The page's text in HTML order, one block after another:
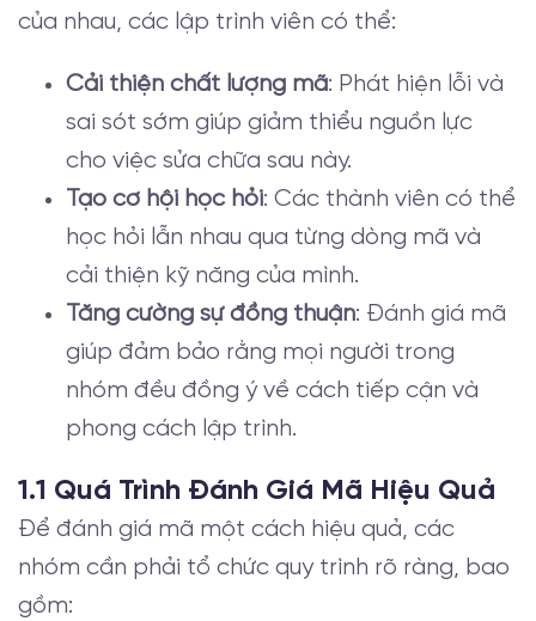
của nhau, các lập trình viên có thể:
Cải thiện chất lượng mã: Phát hiện lỗi và
sai sót sớm giúp giảm thiểu nguồn lực
cho việc sửa chữa sau này.
Tạo cơ hội học hỏi: Các thành viên có thể
học hỏi lẫn nhau qua từng dòng mã và
cải thiện kỹ năng của mình.
Tăng cường sự đồng thuận: Đánh giá mã
giúp đảm bảo rằng mọi người trong
nhóm đều đồng ý về cách tiếp cận và
phong cách lập trình.
1.1 Quá Trình Đánh Giá Mã Hiệu Quả
Để đánh giá mã một cách hiệu quả, các
nhóm cần phải tổ chức quy trình rõ ràng, bao
gồm: